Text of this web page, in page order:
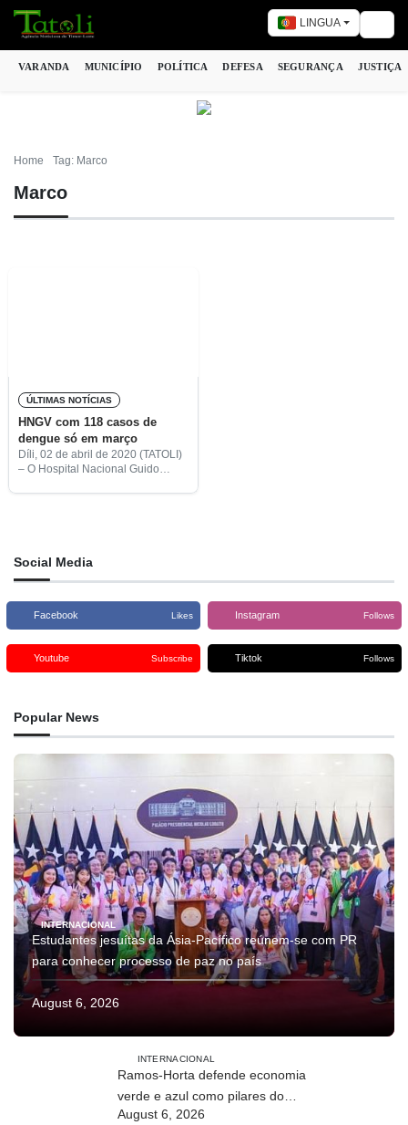
LINGUA
VARANDA MUNICÍPIO POLÍTICA DEFESA SEGURANÇA JUSTIÇA
Home Tag: Marco
Marco
ÚLTIMAS NOTÍCIAS
HNGV com 118 casos de
dengue só em março
Díli, 02 de abril de 2020 (TATOLI)
– O Hospital Nacional Guido
Social Media
Facebook Likes Instagram Follows
Youtube Subscribe Tiktok Follows
Popular News
INTERNACIONAL
Estudantes jesuítas da Ásia-Pacífico reúnem-se com PR
para conhecer processo de paz no país
August 6, 2026
INTERNACIONAL
Ramos-Horta defende economia
verde e azul como pilares do
desenvolvimento sustentável de
August 6, 2026